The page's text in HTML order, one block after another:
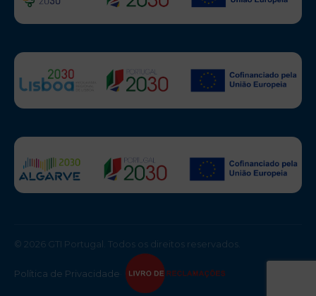
© 2026 GTI Portugal. Todos os direitos reservados.
Política de Privacidade